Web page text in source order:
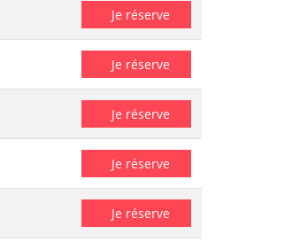
Je réserve
Je réserve
Je réserve
Je réserve
Je réserve